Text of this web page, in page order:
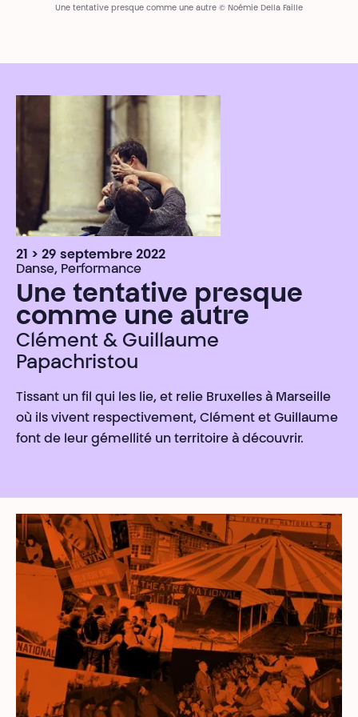
Une tentative presque comme une autre © Noémie Della Faille
21 > 29 septembre 2022
Danse, Performance
Une tentative presque
comme une autre
Clément & Guillaume
Papachristou
Tissant un fil qui les lie, et relie Bruxelles à Marseille
où ils vivent respectivement, Clément et Guillaume
font de leur gémellité un territoire à découvrir.